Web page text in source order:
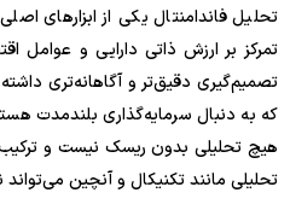
تحلیل فاندامنتال یکی از ابزارهای
تمرکز بر ارزش ذاتی دارایی و عوامل
تصمیم‌گیری دقیق‌تر و آگاهانه‌تری
که به دنبال سرمایه‌گذاری بلندمدت
هیچ تحلیلی بدون ریسک نیست و ترکیب
تحلیلی مانند تکنیکال و آنچین